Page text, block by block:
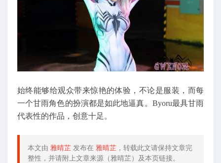
始终能够给观众带来惊艳的体验，不论是服装，而每
一个甘雨角色的扮演都是如此地逼真。Byoru最具甘雨
代表性的作品，创意十足。
本文由 雅晴芷 发布在 雅晴芷 ，转载此文请保持文章完
整性，并请附上文章来源（雅晴芷）及本页链接。